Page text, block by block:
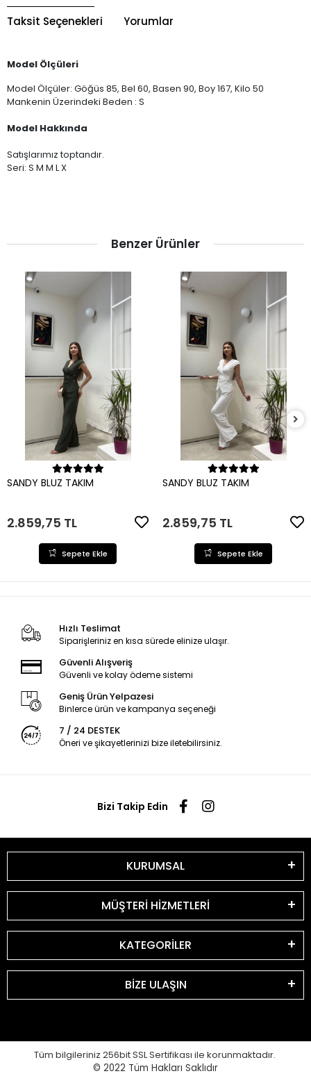
Taksit Seçenekleri Yorumlar
Model Ölçüleri
Model Ölçüler: Göğüs 85, Bel 60, Basen 90, Boy 167, Kilo 50
Mankenin Üzerindeki Beden : S
Model Hakkında
Satışlarımız toptandır.
Seri: S M M L X
Benzer Ürünler
Sepete Ekle
SANDY BLUZ TAKIM
2.859,75 TL
Sepete Ekle
Sepete Ekle
SANDY BLUZ TAKIM
2.859,75 TL
Sepete Ekle
Hızlı Teslimat
Siparişleriniz en kısa sürede elinize ulaşır.
Güvenli Alışveriş
Güvenli ve kolay ödeme sistemi
Geniş Ürün Yelpazesi
Binlerce ürün ve kampanya seçeneği
7 / 24 DESTEK
Öneri ve şikayetlerinizi bize iletebilirsiniz.
Bizi Takip Edin
KURUMSAL
MÜŞTERİ HİZMETLERİ
KATEGORİLER
BİZE ULAŞIN
Tüm bilgileriniz 256bit SSL Sertifikası ile korunmaktadır.
© 2022 Tüm Hakları Saklıdır